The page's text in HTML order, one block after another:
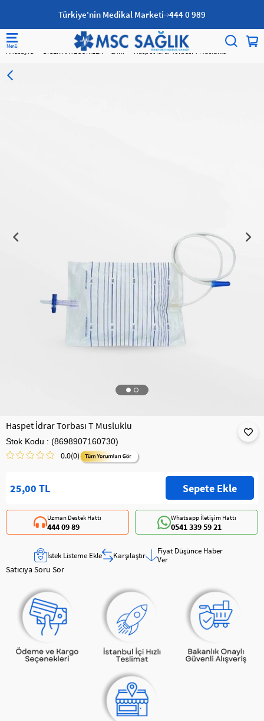
Türkiye'nin Medikal Marketi 444 0 989
Anasayfa DİĞER KATEGORİLER SARF Haspet İdrar Torbası T Musluklu
Haspet İdrar Torbası T Musluklu
Stok Kodu (8698907160730)
0.0(0)
25,00 TL
Whatsapp İletişim Hattı
0541 339 59 21
Uzman Destek Hattı
444 09 89
İstek Listeme Ekle Karşılaştır
Fiyat Düşünce Haber
Ver
Satıcıya Soru Sor